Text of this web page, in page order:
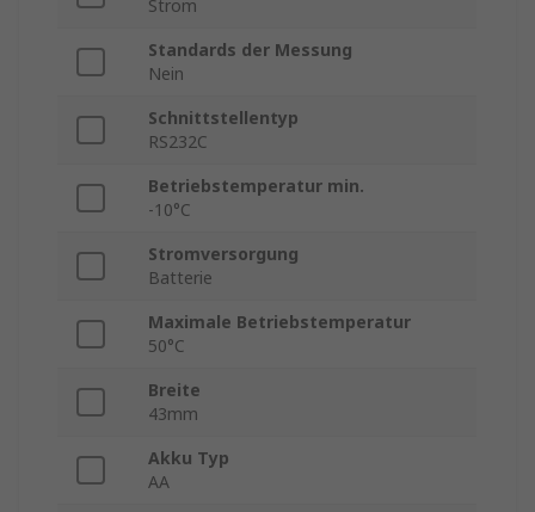
Strom
Standards der Messung
Nein
Schnittstellentyp
RS232C
Betriebstemperatur min.
-10°C
Stromversorgung
Batterie
Maximale Betriebstemperatur
50°C
Breite
43mm
Akku Typ
AA